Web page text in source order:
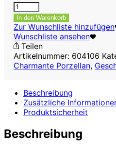
Schüssel,
26
x
H7.3
cm
Menge
In den Warenkorb
Zur Wunschliste hinzufügen
Wunschliste ansehen
Teilen
Artikelnummer: 604106
Charmante Porzellan,
Beschreibung
Zusätzliche
Produktsicherheit
Beschreibung